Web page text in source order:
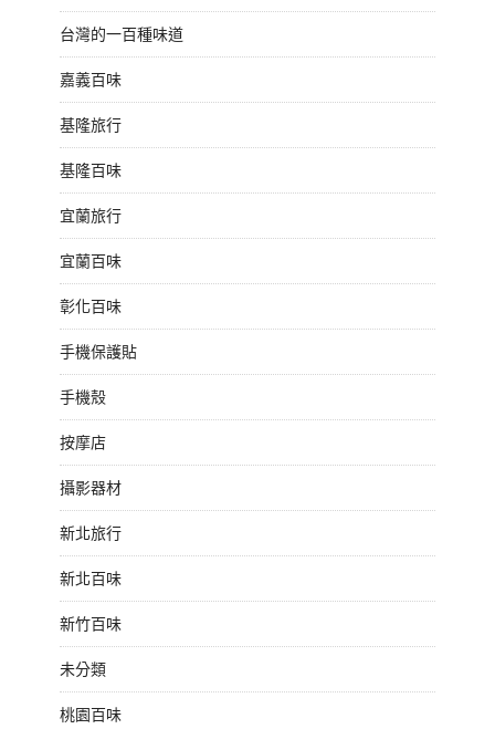
台灣的一百種味道
嘉義百味
基隆旅行
基隆百味
宜蘭旅行
宜蘭百味
彰化百味
手機保護貼
手機殼
按摩店
攝影器材
新北旅行
新北百味
新竹百味
未分類
桃園百味